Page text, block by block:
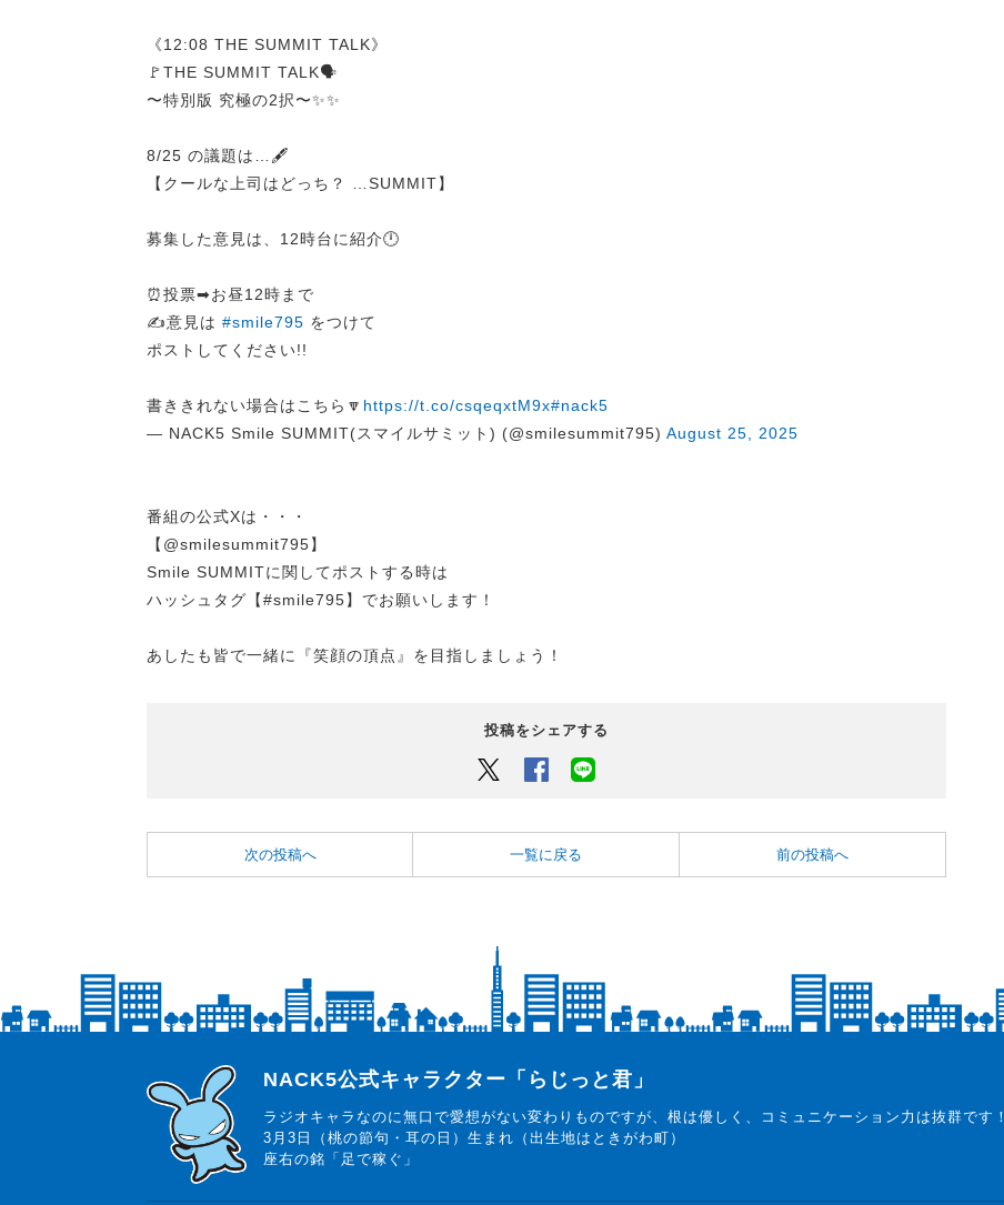
《12:08 THE SUMMIT TALK》
🚩THE SUMMIT TALK🗣️
〜特別版 究極の2択〜✨✨
8/25 の議題は…🖋️
【クールな上司はどっち？ …SUMMIT】
募集した意見は、12時台に紹介🕛
⏰投票➡︎お昼12時まで
✍️意見は #smile795 をつけて
ポストしてください!!
書ききれない場合はこちら🔽 https://t.co/csqeqxtM9x#nack5
— NACK5 Smile SUMMIT(スマイルサミット) (@smilesummit795) August 25, 2025
番組の公式Xは・・・
【@smilesummit795】
Smile SUMMITに関してポストする時は
ハッシュタグ【#smile795】でお願いします！
あしたも皆で一緒に『笑顔の頂点』を目指しましょう！
投稿をシェアする
Twitter Facebook
次の投稿へ 一覧に戻る 前の投稿へ
らじっと君
NACK5公式キャラクター「らじっと君」
ラジオキャラなのに無口で愛想がない変わりものですが、根は優しく、コミュニケーション力は抜群です！
3月3日（桃の節句・耳の日）生まれ（出生地はときがわ町）
座右の銘「足で稼ぐ」